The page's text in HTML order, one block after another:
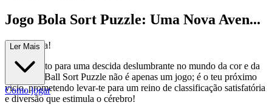
Jogo Bola Sort Puzzle: Uma Nova Aven...
tura Espera!
Estás pronto para uma descida deslumbrante no mundo da cor e da
lógica? O Ball Sort Puzzle não é apenas um jogo; é o teu próximo
vício, prometendo levar-te para um reino de classificação satisfatória
e diversão que estimula o cérebro!
Ler Mais
Como jogar